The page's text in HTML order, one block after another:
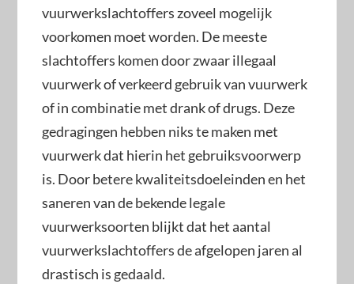
vuurwerkslachtoffers zoveel mogelijk
voorkomen moet worden. De meeste
slachtoffers komen door zwaar illegaal
vuurwerk of verkeerd gebruik van vuurwerk
of in combinatie met drank of drugs. Deze
gedragingen hebben niks te maken met
vuurwerk dat hierin het gebruiksvoorwerp
is. Door betere kwaliteitsdoeleinden en het
saneren van de bekende legale
vuurwerksoorten blijkt dat het aantal
vuurwerkslachtoffers de afgelopen jaren al
drastisch is gedaald.